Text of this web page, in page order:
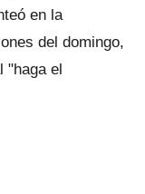
en la
del domingo,
"haga el